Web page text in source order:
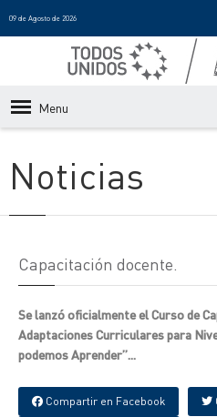
09 de Agosto de 2026
Menu
Noticias
Capacitación docente.
Se lanzó oficialmente el Curso de
Adaptaciones Curriculares para
podemos Aprender”...
Compartir en Facebook